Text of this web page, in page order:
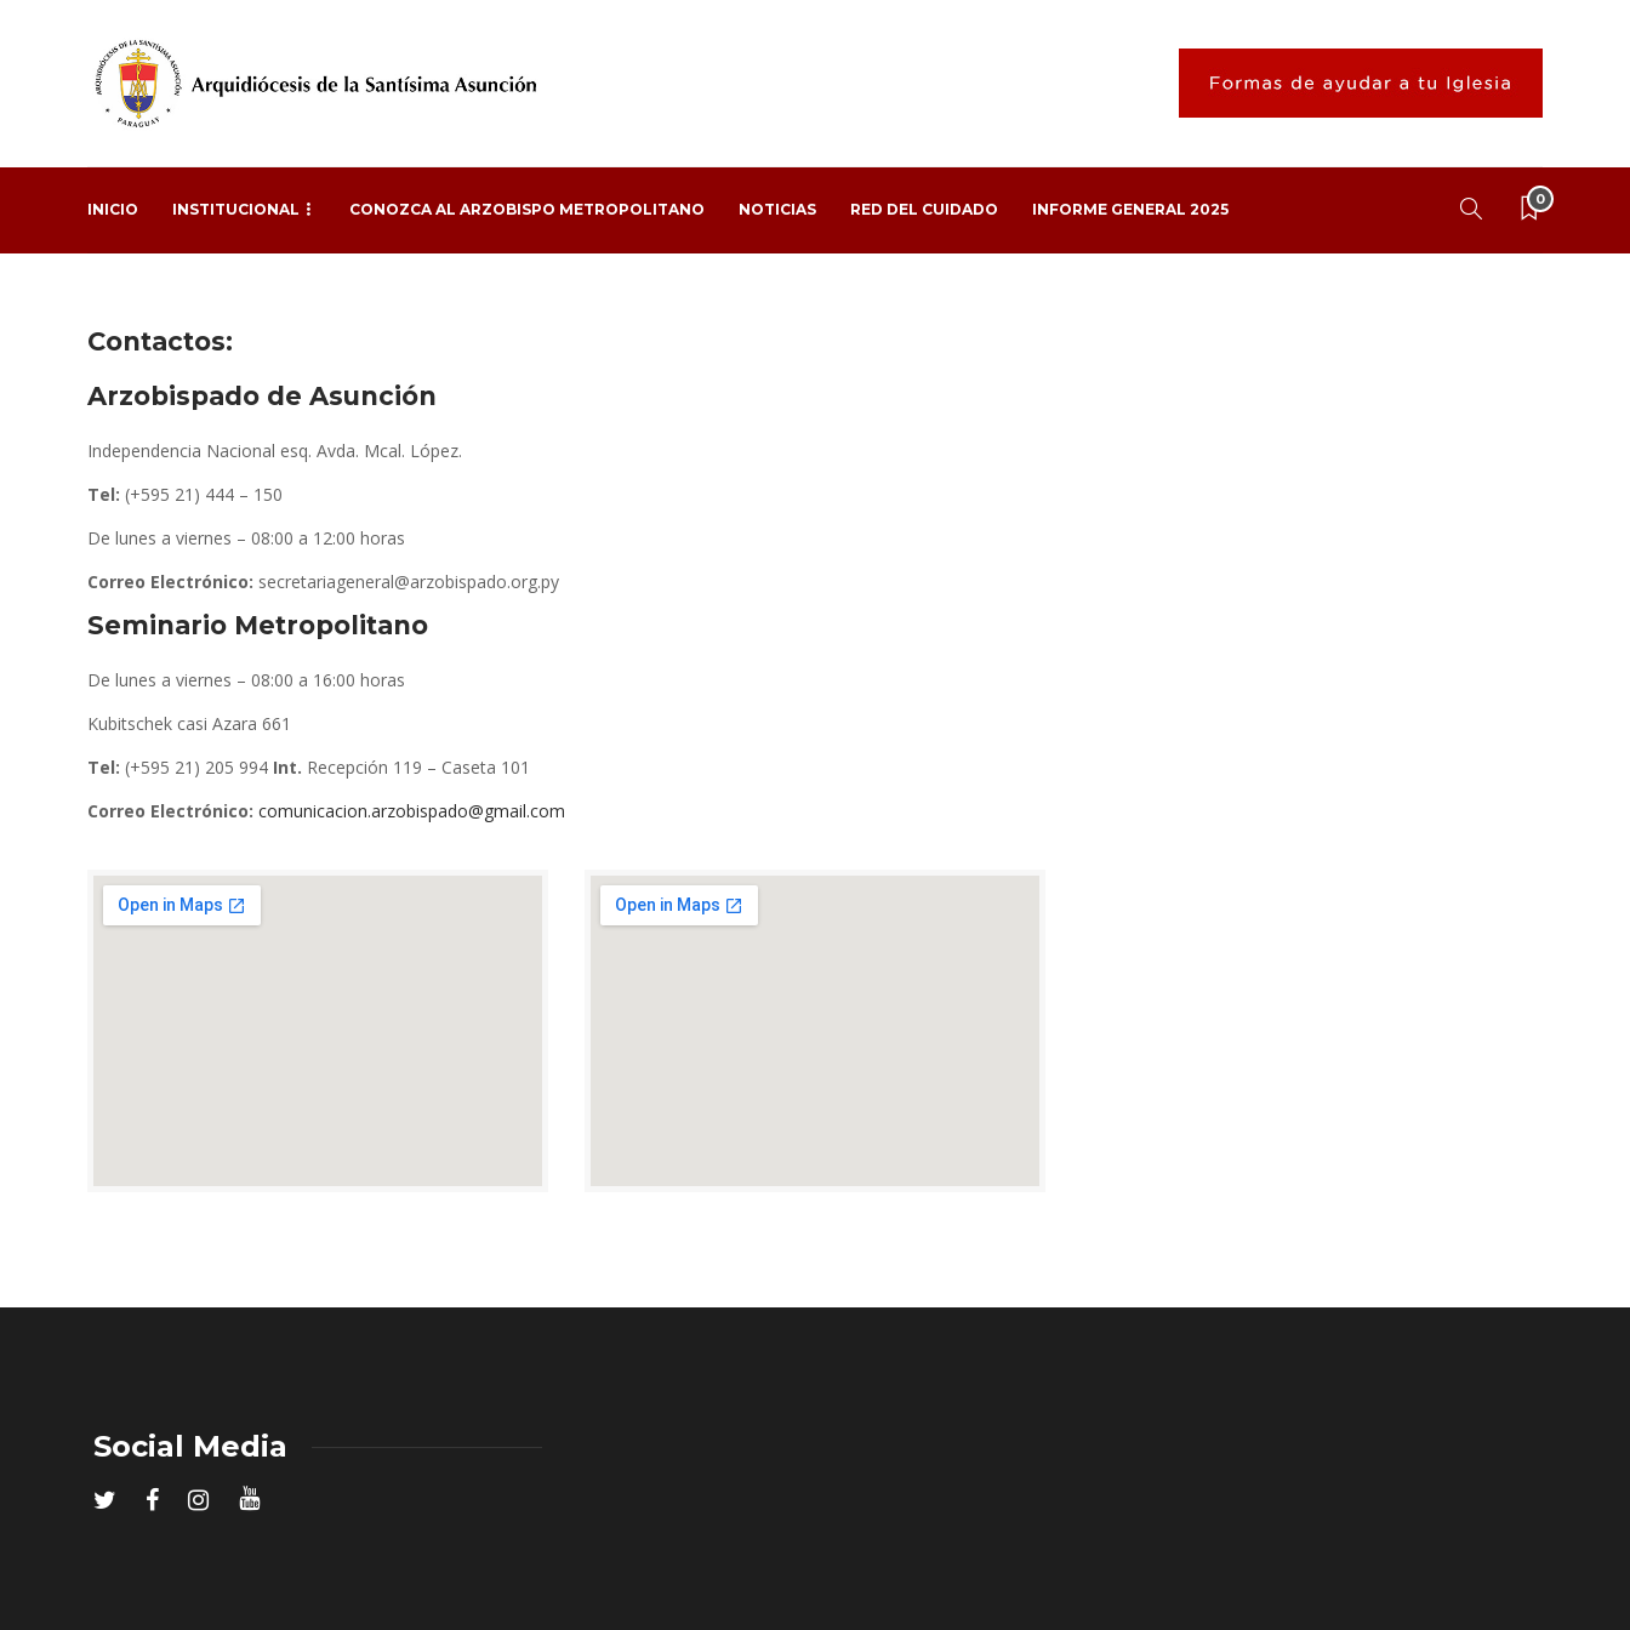
INICIO INSTITUCIONAL CONOZCA AL ARZOBISPO METROPOLITANO NOTICIAS RED DEL CUIDADO INFORME GENERAL 2025
0
Contactos:
Arzobispado de Asunción
Independencia Nacional esq. Avda. Mcal. López.
Tel: (+595 21) 444 – 150
De lunes a viernes – 08:00 a 12:00 horas
Correo Electrónico: secretariageneral@arzobispado.org.py
Seminario Metropolitano
De lunes a viernes – 08:00 a 16:00 horas
Kubitschek casi Azara 661
Tel: (+595 21) 205 994 Int. Recepción 119 – Caseta 101
Correo Electrónico: comunicacion.arzobispado@gmail.com
Social Media